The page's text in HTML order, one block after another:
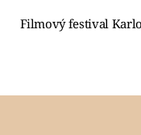
Filmový festival